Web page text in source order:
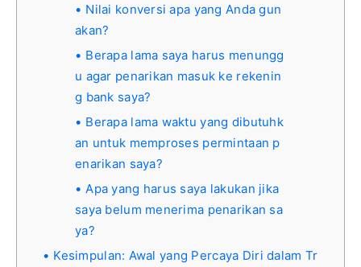
Nilai konversi apa yang Anda gun
akan?
Berapa lama saya harus menungg
u agar penarikan masuk ke rekenin
g bank saya?
Berapa lama waktu yang dibutuhk
an untuk memproses permintaan p
enarikan saya?
Apa yang harus saya lakukan jika
saya belum menerima penarikan sa
ya?
Kesimpulan: Awal yang Percaya Diri dalam Tr